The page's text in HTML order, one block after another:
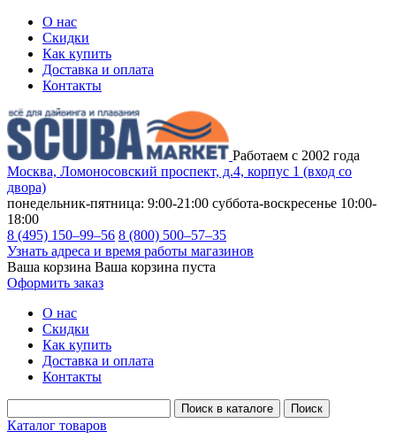
О нас
Скидки
Как купить
Доставка и оплата
Контакты
Работаем с 2002 года
Москва, Ломоносовский проспект, д.4, корпус 1 (вход со
двора)
понедельник-пятница: 9:00-21:00 суббота-воскресенье 10:00-
18:00
8 (495) 150–99–56 8 (800) 500–57–35
Узнать адреса и время работы магазинов
Ваша корзина Ваша корзина пуста
Оформить заказ
О нас
Скидки
Как купить
Доставка и оплата
Контакты
Каталог товаров